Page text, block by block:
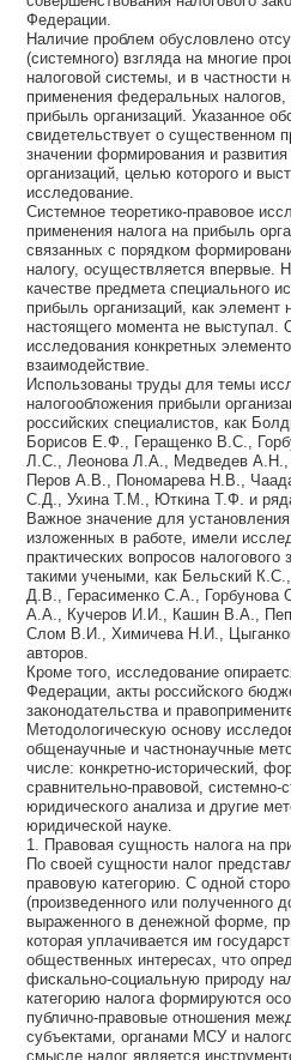
Федерации.
Наличие проблем обусловлено
(системного) взгляда на многие
налоговой системы, и в частности
применения федеральных
прибыль организаций. Указанное
свидетельствует о существенном
значении формирования и
организаций, целью которого и
исследование.
Системное теоретико-правовое
применения налога на прибыль
связанных с порядком
налогу, осуществляется впервые.
качестве предмета специального
прибыль организаций, как элемент
настоящего момента не выступал.
исследования конкретных
взаимодействие.
Использованы труды для темы
налогообложения прибыли
российских специалистов, как
Борисов Е.Ф., Геращенко В.С.,
Л.С., Леонова Л.А., Медведев А.Н.,
Перов А.В., Пономарева Н.В.,
С.Д., Ухина Т.М., Юткина Т.Ф. и
Важное значение для
изложенных в работе, имели
практических вопросов налогового
такими учеными, как Бельский
Д.В., Герасименко С.А.,
А.А., Кучеров И.И., Кашин В.А.,
Слом В.И., Химичева Н.И.,
авторов.
Кроме того, исследование
Федерации, акты российского
законодательства и
Методологическую основу
общенаучные и частнонаучные
числе: конкретно-исторический,
сравнительно-правовой, системно-
юридического анализа и другие
юридической науке.
1. Правовая сущность налога на
По своей сущности налог
правовую категорию. С одной
(произведенного или полученного
выраженного в денежной форме,
которая уплачивается им
общественных интересах, что
фискально-социальную природу
категорию налога формируются
публично-правовые отношения
субъектами, органами МСУ и
смысле налог является